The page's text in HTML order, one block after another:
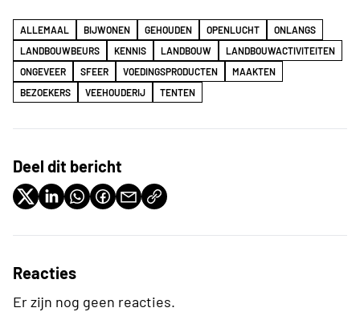
ALLEMAAL BIJWONEN GEHOUDEN OPENLUCHT
ONLANGS
LANDBOUWBEURS
KENNIS LANDBOUW
LANDBOUWACTIVITEITEN
ONGEVEER
SFEER VOEDINGSPRODUCTEN
MAAKTEN
BEZOEKERS
VEEHOUDERIJ TENTEN
Deel dit bericht
Reacties
Er zijn nog geen reacties.